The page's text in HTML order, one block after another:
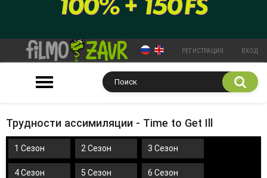
РЕГИСТРАЦИЯ ВХОД
Трудности ассимиляции - Time to Get Ill
1 Сезон 2 Сезон 3 Сезон
4 Сезон 5 Сезон 6 Сезон